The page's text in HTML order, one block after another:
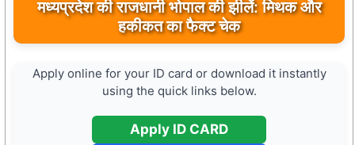
मुख्यमंत्री डॉ. मोहन यादव ने मऊगंज के बहुती जलप्रपात
का अवलोकन कर पर्यटन विकास की दिशा में उठाया कदम
Apply online for your ID card or download it instantly
using the quick links below.
Apply ID CARD